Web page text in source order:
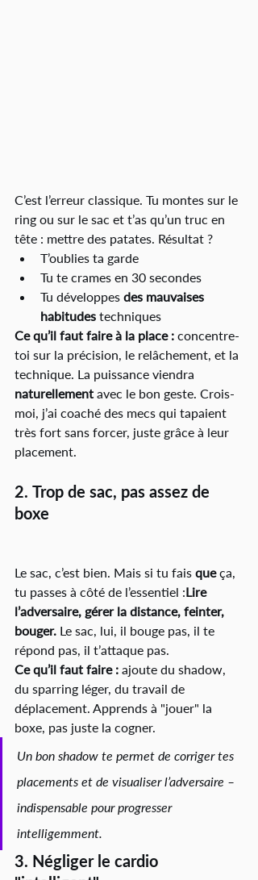
C’est l’erreur classique. Tu montes sur le
ring ou sur le sac et t’as qu’un truc en
tête : mettre des patates. Résultat ?
T’oublies ta garde
Tu te crames en 30 secondes
Tu développes des mauvaises
habitudes techniques
Ce qu’il faut faire à la place : concentre-
toi sur la précision, le relâchement, et la
technique. La puissance viendra
naturellement avec le bon geste. Crois-
moi, j’ai coaché des mecs qui tapaient
très fort sans forcer, juste grâce à leur
placement.
2. Trop de sac, pas assez de
boxe
Le sac, c’est bien. Mais si tu fais que ça,
tu passes à côté de l’essentiel :Lire
l’adversaire, gérer la distance, feinter,
bouger. Le sac, lui, il bouge pas, il te
répond pas, il t’attaque pas.
Ce qu’il faut faire : ajoute du shadow,
du sparring léger, du travail de
déplacement. Apprends à "jouer" la
boxe, pas juste la cogner.
Un bon shadow te permet de corriger tes
placements et de visualiser l’adversaire –
indispensable pour progresser
intelligemment.
3. Négliger le cardio